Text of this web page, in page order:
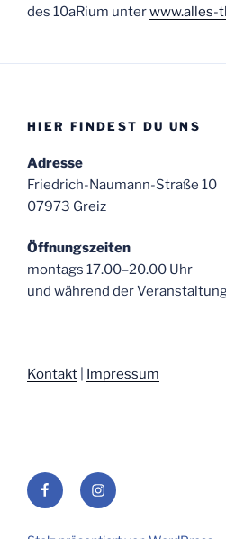
des 10aRium unterwww.alles-
HIER FINDEST DU UNS
Adresse
Friedrich-Naumann-Straße 10
07973 Greiz
Öffnungszeiten
montags 17.00–20.00 Uhr
und während der
Kontakt Impressum
FacebookInstagram